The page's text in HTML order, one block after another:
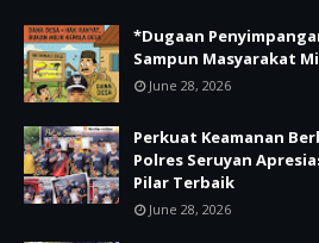
*Dugaan
Sampun Masyarakat
June 28, 2026
Perkuat Keamanan
Polres Seruyan
Pilar Terbaik
June 28, 2026